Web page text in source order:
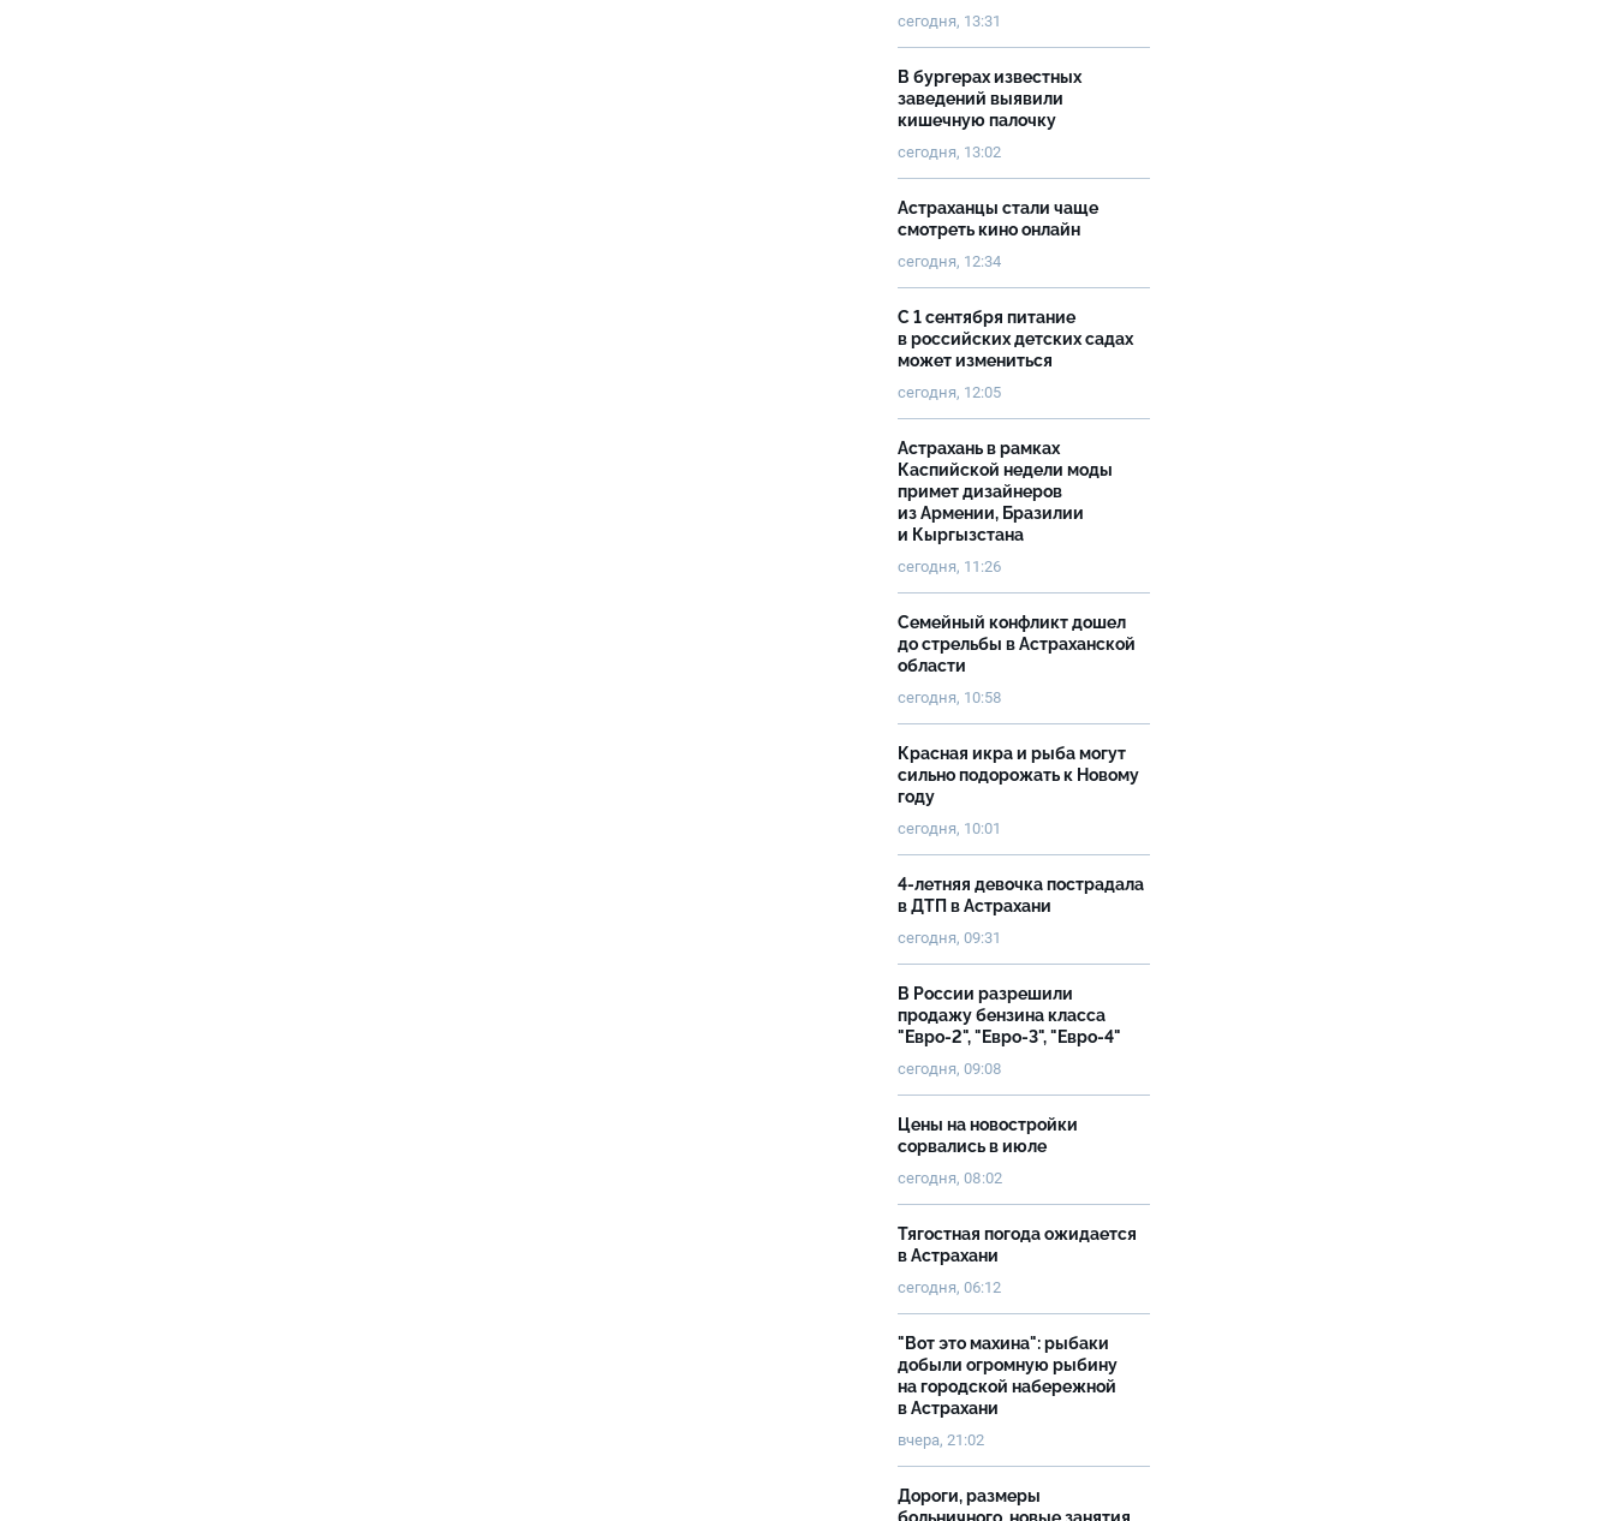
сегодня, 13:31
В бургерах известных
заведений выявили
кишечную палочку
сегодня, 13:02
Астраханцы стали чаще
смотреть кино онлайн
сегодня, 12:34
С 1 сентября питание
в российских детских садах
может измениться
сегодня, 12:05
Астрахань в рамках
Каспийской недели моды
примет дизайнеров
из Армении, Бразилии
и Кыргызстана
сегодня, 11:26
Семейный конфликт дошел
до стрельбы в Астраханской
области
сегодня, 10:58
Красная икра и рыба могут
сильно подорожать к Новому
году
сегодня, 10:01
4-летняя девочка пострадала
в ДТП в Астрахани
сегодня, 09:31
В России разрешили
продажу бензина класса
"Евро-2", "Евро-3", "Евро-4"
сегодня, 09:08
Цены на новостройки
сорвались в июле
сегодня, 08:02
Тягостная погода ожидается
в Астрахани
сегодня, 06:12
"Вот это махина": рыбаки
добыли огромную рыбину
на городской набережной
в Астрахани
вчера, 21:02
Дороги, размеры